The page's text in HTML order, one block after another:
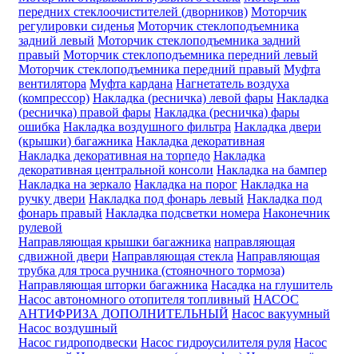
передних стеклоочистителей (дворников) Моторчик
регулировки сиденья Моторчик стеклоподъемника
задний левый Моторчик стеклоподъемника задний
правый Моторчик стеклоподъемника передний левый
Моторчик стеклоподъемника передний правый Муфта
вентилятора Муфта кардана Нагнетатель воздуха
(компрессор) Накладка (ресничка) левой фары Накладка
(ресничка) правой фары Накладка (ресничка) фары
ошибка Накладка воздушного фильтра Накладка двери
(крышки) багажника Накладка декоративная
Накладка декоративная на торпедо Накладка
декоративная центральной консоли Накладка на бампер
Накладка на зеркало Накладка на порог Накладка на
ручку двери Накладка под фонарь левый Накладка под
фонарь правый Накладка подсветки номера Наконечник
рулевой
Направляющая крышки багажника направляющая
сдвижной двери Направляющая стекла Направляющая
трубка для троса ручника (стояночного тормоза)
Направляющая шторки багажника Насадка на глушитель
Насос автономного отопителя топливный НАСОС
АНТИФРИЗА ДОПОЛНИТЕЛЬНЫЙ Насос вакуумный
Насос воздушный
Насос гидроподвески Насос гидроусилителя руля Насос